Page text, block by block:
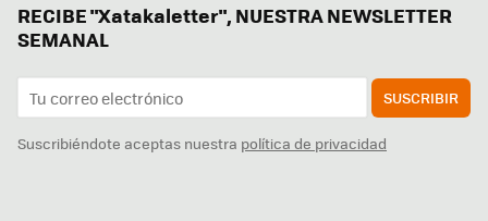
RECIBE "Xatakaletter", NUESTRA NEWSLETTER
SEMANAL
SUSCRIBIR
Suscribiéndote aceptas nuestra política de privacidad